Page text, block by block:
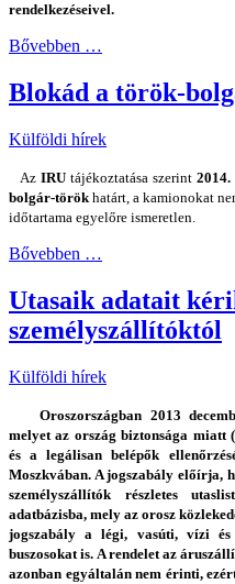
rendelkezéseivel.
Bővebben …
Blokád a török-
Külföldi hírek
Az IRU tájékoztatása szerint
bolgár-törökhatárt, a kamionokat
időtartama egyelőre ismeretlen.
Bővebben …
Utasaik adatait
személyszállítóktól
Külföldi hírek
Oroszországban 2013
melyet az ország biztonsága miatt
és a legálisan belépők
Moszkvában. A jogszabály előírja,
személyszállítók részletes
adatbázisba, mely az orosz
jogszabály a légi, vasúti, vízi
buszosokat is. A rendelet az
azonban egyáltalán nem érinti,